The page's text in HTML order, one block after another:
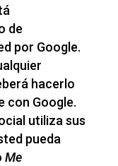
de
por Google.
hacerlo
con Google.
utiliza sus
pueda
Me